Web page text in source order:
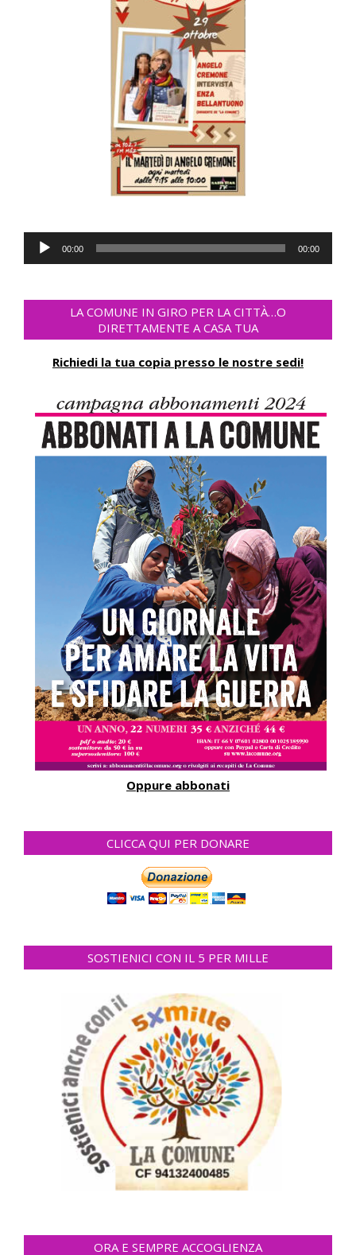
Lecteur
audio
00:00 00:00
LA COMUNE IN GIRO PER LA CITTÀ…O
DIRETTAMENTE A CASA TUA
Richiedi la tua copia presso le nostre sedi!
Oppure abbonati
CLICCA QUI PER DONARE
SOSTIENICI CON IL 5 PER MILLE
ORA E SEMPRE ACCOGLIENZA